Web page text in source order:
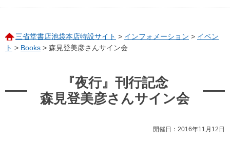
三省堂書店池袋本店特設サイト > インフォメーション > イベン
ト > Books > 森見登美彦さんサイン会
『夜行』刊行記念
森見登美彦さんサイン会
開催日：2016年11月12日